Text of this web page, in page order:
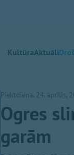
KultūraAktuāli
Piektdiena, 24. aprīlis,
Ogres
garām